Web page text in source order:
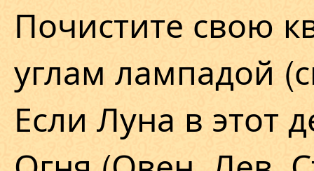
Почистите свою
углам лампадой
Если Луна в этот